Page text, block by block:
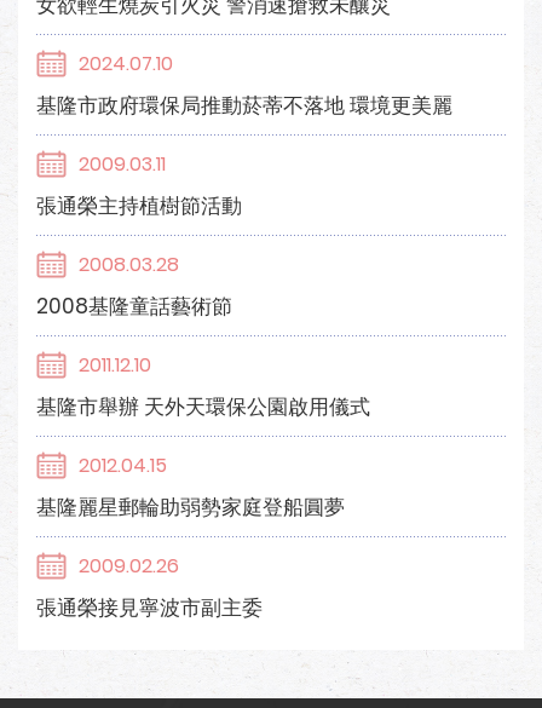
2024.07.10
基隆市政府環保局推動菸蒂不落地 環境更美麗
2009.03.11
張通榮主持植樹節活動
2008.03.28
2008基隆童話藝術節
2011.12.10
基隆市舉辦 天外天環保公園啟用儀式
2012.04.15
基隆麗星郵輪助弱勢家庭登船圓夢
2009.02.26
張通榮接見寧波市副主委